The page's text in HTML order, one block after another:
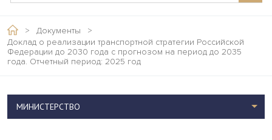
> Документы
>
Доклад о реализации транспортной стратегии Российской
Федерации до 2030 года с прогнозом на период до 2035
года. Отчетный период: 2025 год
МИНИСТЕРСТВО